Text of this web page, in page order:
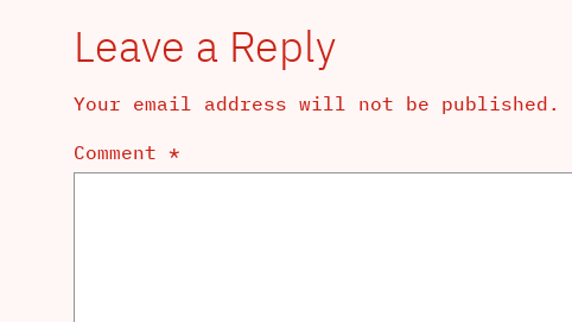
Leave a Reply
Your email address will not be published.
Comment *